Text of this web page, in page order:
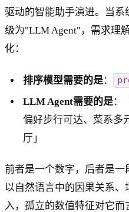
驱动的智能助手演进。当
级为"LLM Agent"，需求理
化：
排序模型需要的是：
LLM Agent需要的是：
偏好步行可达、菜系多
厅」
前者是一个数字，后者是
以自然语言中的因果关系
入，孤立的数值特征对它